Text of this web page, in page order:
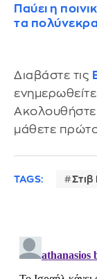
Παύει η
τα
Διαβάστε τις
Ακολουθήστε
μάθετε
TAGS: Στιβ